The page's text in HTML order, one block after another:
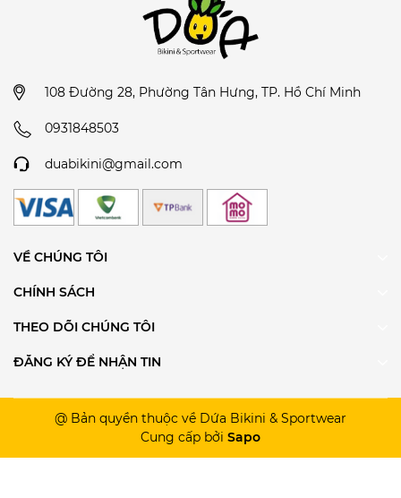
108 Đường 28, Phường Tân Hưng, TP. Hồ Chí Minh
0931848503
duabikini@gmail.com
VỀ CHÚNG TÔI
CHÍNH SÁCH
THEO DÕI CHÚNG TÔI
ĐĂNG KÝ ĐỂ NHẬN TIN
@ Bản quyền thuộc về Dứa Bikini & Sportwear
Cung cấp bởi Sapo